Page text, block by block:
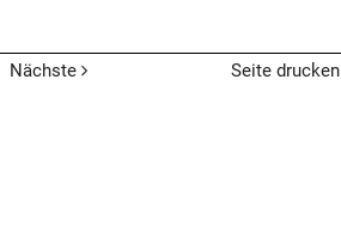
Nächste Seite drucken